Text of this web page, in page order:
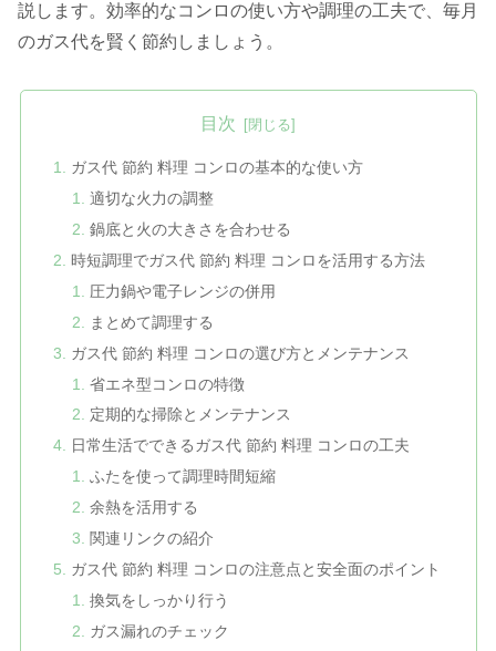
説します。効率的なコンロの使い方や調理の工夫で、毎月
のガス代を賢く節約しましょう。
目次
ガス代 節約 料理 コンロの基本的な使い方
適切な火力の調整
鍋底と火の大きさを合わせる
時短調理でガス代 節約 料理 コンロを活用する方法
圧力鍋や電子レンジの併用
まとめて調理する
ガス代 節約 料理 コンロの選び方とメンテナンス
省エネ型コンロの特徴
定期的な掃除とメンテナンス
日常生活でできるガス代 節約 料理 コンロの工夫
ふたを使って調理時間短縮
余熱を活用する
関連リンクの紹介
ガス代 節約 料理 コンロの注意点と安全面のポイント
換気をしっかり行う
ガス漏れのチェック